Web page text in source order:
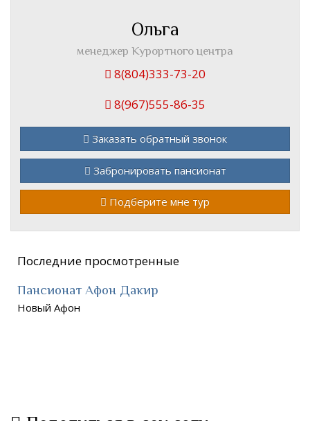
Ольга
менеджер Курортного центра
8(804)333-73-20
8(967)555-86-35
Заказать обратный звонок
Забронировать пансионат
Подберите мне тур
Последние просмотренные
Пансионат Афон Дакир
Новый Афон